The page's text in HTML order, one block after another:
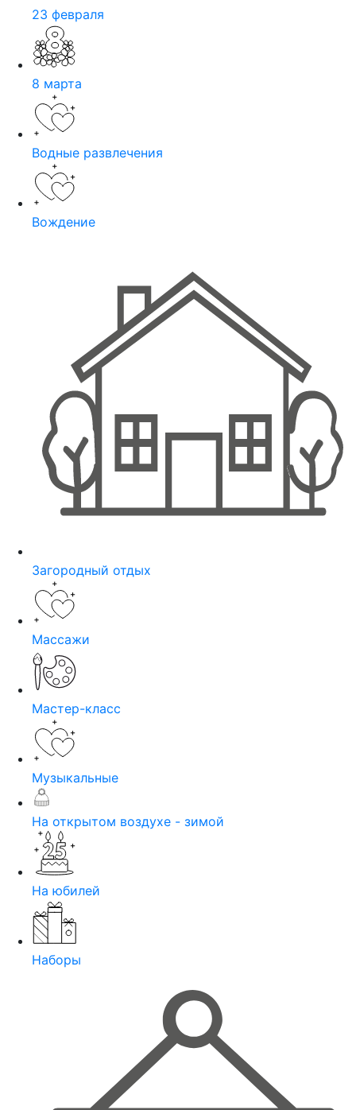
23 февраля
8 марта
Водные развлечения
Вождение
Загородный отдых
Массажи
Мастер-класс
Музыкальные
На открытом воздухе - зимой
На юбилей
Наборы